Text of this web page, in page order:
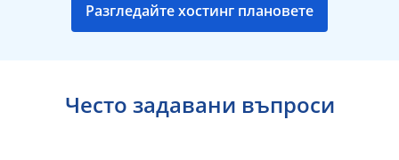
Разгледайте хостинг плановете
Често задавани въпроси